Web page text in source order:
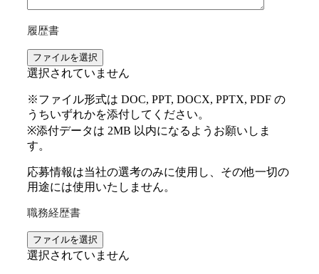
履歴書
ファイルを選択
選択されていません
※ファイル形式は DOC, PPT, DOCX, PPTX, PDF の
うちいずれかを添付してください。
※添付データは 2MB 以内になるようお願いしま
す。
応募情報は当社の選考のみに使用し、その他一切の
用途には使用いたしません。
職務経歴書
ファイルを選択
選択されていません